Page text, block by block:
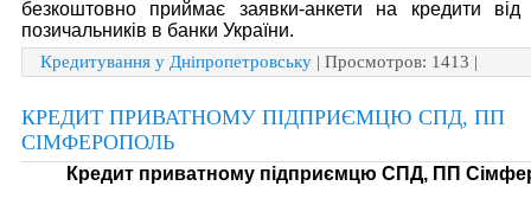
безкоштовно приймає заявки-анкети на кредити від
позичальників в банки України.
Кредитування у Дніпропетровську | Просмотров: 1413 |
КРЕДИТ ПРИВАТНОМУ ПІДПРИЄМЦЮ СПД, ПП
СІМФЕРОПОЛЬ
Кредит приватному підприємцю СПД, ПП